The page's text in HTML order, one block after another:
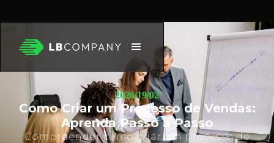
2026/19/02
Como Criar um Processo de Vendas:
Aprenda Passo a Passo
Compreender como criar um processo de